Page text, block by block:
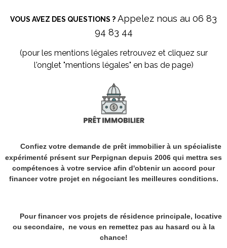
VOUS AVEZ DES QUESTIONS ? Appelez nous au 06 83
94 83 44
(pour les mentions légales retrouvez et cliquez sur
l'onglet "mentions légales" en bas de page)
Confiez votre demande de prêt immobilier à un spécialiste
expérimenté présent sur Perpignan depuis 2006 qui mettra ses
compétences à votre service afin d'obtenir un accord pour
financer votre projet en négociant les meilleures conditions.
Pour financer vos projets de résidence principale, locative
ou secondaire, ne vous en remettez pas au hasard ou à la
chance!